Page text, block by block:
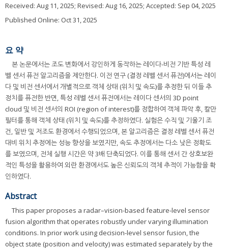
Received: Aug 11, 2025; Revised: Aug 16, 2025; Accepted: Sep 04, 2025
Published Online: Oct 31, 2025
요 약
본 논문에서는 조도 변화에서 강인하게 동작하는 레이다-비전 기반 특성 레
벨 센서 퓨전 알고리즘을 제안한다. 이전 연구 (결정 레벨 센서 퓨전)에서는 레이
다 및 비전 센서에서 개별적으로 객체 상태 (위치 및 속도)를 추정한 뒤 이들 추
정치를 퓨전한 반면, 특성 레벨 센서 퓨전에서는 레이다 센서의 3D point
cloud 및 비전 센서의 ROI (region of interest)를 정합하여 객체 파악 후, 칼만
필터를 통해 객체 상태 (위치 및 속도)를 추정하였다. 실험은 수직 및 기울기 조
건, 일반 및 저조도 환경에서 수행되었으며, 본 알고리즘은 결정 레벨 센서 퓨전
대비 위치 추정에는 성능 향상을 보였지만, 속도 추정에서는 다소 낮은 정확도
를 보였으며, 전체 실행 시간은 약 3배 단축되었다. 이를 통해 센서 간 상호보완
적인 특성을 활용하여 외란 환경에서도 높은 신뢰도의 객체 추적이 가능함을 확
인하였다.
Abstract
This paper proposes a radar–vision-based feature-level sensor
fusion algorithm that operates robustly under varying illumination
conditions. In prior work using decision-level sensor fusion, the
object state (position and velocity) was estimated separately by the